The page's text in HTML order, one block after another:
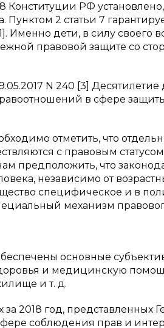
Конституции РФ установлено,
Пунктом 2 статьи 7
Именно дети, в силу своего
правовой защите со
N 240 [3] Десятилетие
в сфере
отметить, что
с правовым
предположить, что
независимо от
специфическое и в
механизм
основные
и медицинскую
и т. д.
2018 год, представленных
соблюдения прав и